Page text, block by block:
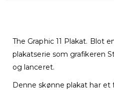
The Graphic 11 Plakat. Blot
plakatserie som grafikeren
og lanceret.
Denne skønne plakat har